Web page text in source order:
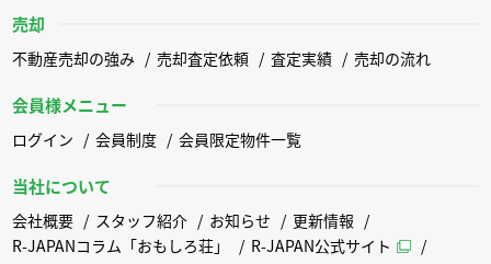
売却
不動産売却の強み 売却査定依頼 査定実績 売却の流れ
会員様メニュー
ログイン 会員制度 会員限定物件一覧
当社について
会社概要 スタッフ紹介 お知らせ
更新情報
R-JAPANコラム「おもしろ荘」
R-JAPAN公式サイト